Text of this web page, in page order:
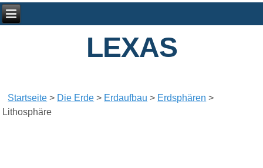
LEXAS
Startseite > Die Erde > Erdaufbau > Erdsphären >
Lithosphäre